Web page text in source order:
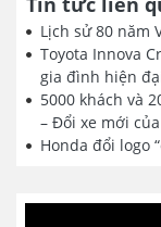
Lịch sử 80 năm
Toyota Innova
gia đình hiện
5000 khách và
– Đổi xe mới
Honda đổi logo